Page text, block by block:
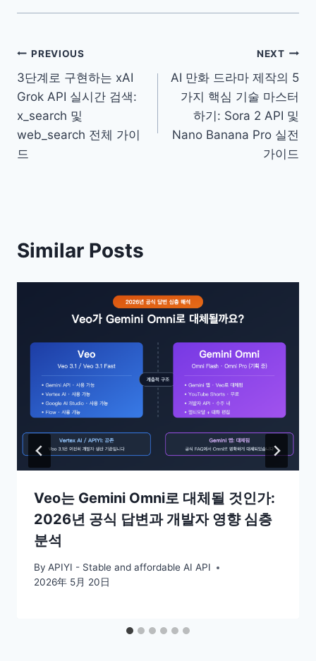
글
탐
색
PREVIOUS
3단계로 구현하는 xAI
Grok API 실시간 검색:
x_search 및
web_search 전체 가이
드
NEXT
AI 만화 드라마 제작의 5
가지 핵심 기술 마스터
하기: Sora 2 API 및
Nano Banana Pro 실전
가이드
Similar Posts
Veo는 Gemini Omni로 대체될 것인가:
2026년 공식 답변과 개발자 영향 심층
분석
By APIYI - Stable and affordable AI API
2026年 5月 20日